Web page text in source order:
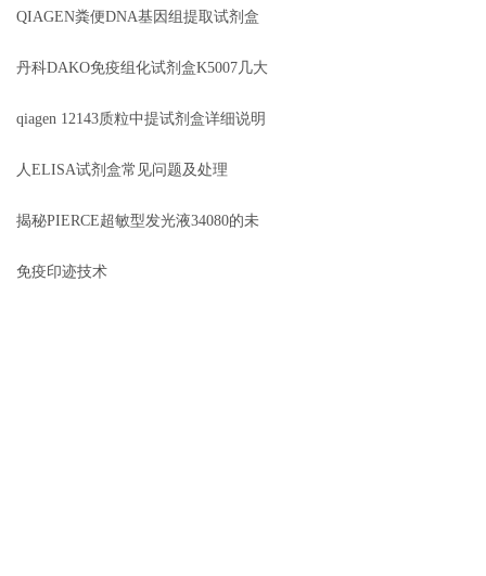
优势
QIAGEN粪便DNA基因组提取试剂盒
51604几大特点
丹科DAKO免疫组化试剂盒K5007几大
特点
qiagen 12143质粒中提试剂盒详细说明
人ELISA试剂盒常见问题及处理
揭秘PIERCE超敏型发光液34080的未
知世界
免疫印迹技术